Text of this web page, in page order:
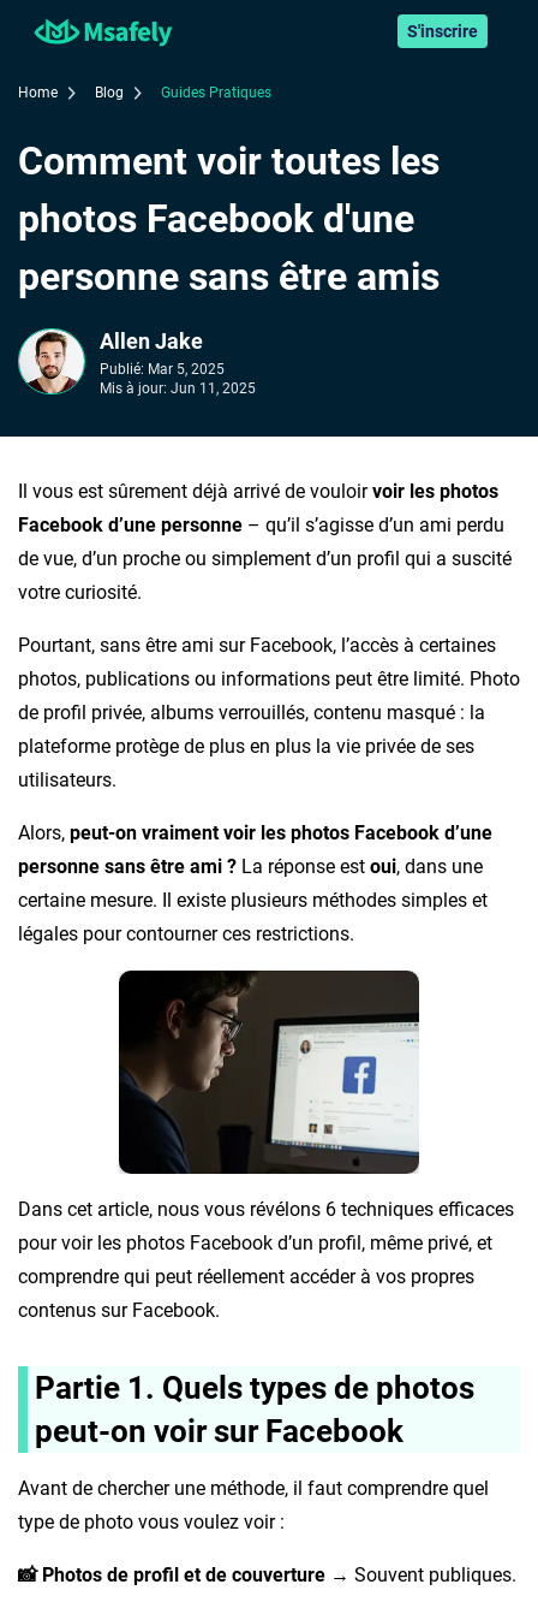
S'inscrire
Home Blog Guides Pratiques
Comment voir toutes les
photos Facebook d'une
personne sans être amis
Allen Jake
Publié: Mar 5, 2025
Mis à jour: Jun 11, 2025
Il vous est sûrement déjà arrivé de vouloirvoir les photos
Facebook d’une personne – qu’il s’agisse d’un ami perdu
de vue, d’un proche ou simplement d’un profil qui a suscité
votre curiosité.
Pourtant, sans être ami sur Facebook, l’accès à certaines
photos, publications ou informations peut être limité. Photo
de profil privée, albums verrouillés, contenu masqué : la
plateforme protège de plus en plus la vie privée de ses
utilisateurs.
Alors, peut-on vraiment voir les photos Facebook d’une
personne sans être ami ? La réponse est oui, dans une
certaine mesure. Il existe plusieurs méthodes simples et
légales pour contourner ces restrictions.
Dans cet article, nous vous révélons 6 techniques efficaces
pour voir les photos Facebook d’un profil, même privé, et
comprendre qui peut réellement accéder à vos propres
contenus sur Facebook.
Partie 1. Quels types de photos
peut-on voir sur Facebook
Avant de chercher une méthode, il faut comprendre quel
type de photo vous voulez voir :
📸 Photos de profil et de couverture → Souvent publiques.